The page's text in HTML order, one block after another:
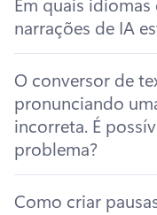
narrações de IA
O conversor de
pronunciando
incorreta. É
problema?
Como criar